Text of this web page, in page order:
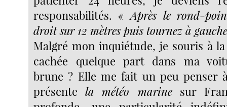
responsabilités.« Après le rond-
droit sur 12 mètres puis tournez à
Malgré mon inquiétude, je souris à
cachée quelque part dans ma
brune ? Elle me fait un peu penser
présentela météo marinesur